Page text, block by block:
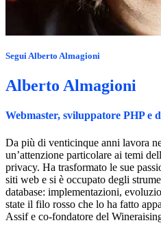
Segui Alberto Almagioni
Alberto Almagioni
Webmaster, sviluppatore PHP e
Da più di venticinque anni lavora
un’attenzione particolare ai temi
privacy. Ha trasformato le sue
siti web e si è occupato degli
database: implementazioni,
state il filo rosso che lo ha fatto
Assif e co-fondatore del